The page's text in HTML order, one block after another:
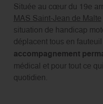
Située au cœur du 19e
MAS Saint-Jean de Malte
situation de handicap
déplacent tous en
accompagnement
médical et pour tout ce
quotidien.